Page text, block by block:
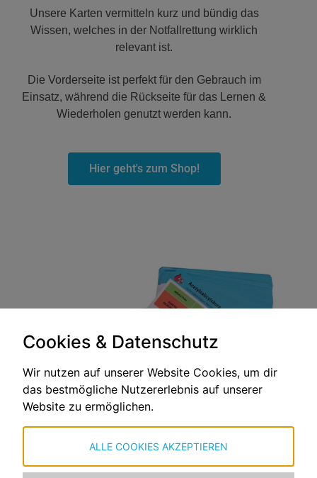
Unsere Karten vermitteln kurz und bündig das
Wissen, welches in der Notfallrettung wirklich
relevant ist.
Die Vorderseite ist perfekt für den Gebrauch im
Einsatz, während die Rückseite für das Lernen &
Wiederholen genutzt werden kann.
Hier geht's zum Shop!
Cookies & Datenschutz
Wir nutzen auf unserer Website Cookies, um dir
das bestmögliche Nutzererlebnis auf unserer
Website zu ermöglichen.
ALLE COOKIES AKZEPTIEREN